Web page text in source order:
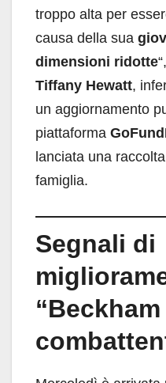
troppo alta per
causa della sua
dimensioni ridotte
Tiffany Hewatt,
un aggiornamento
piattaforma
lanciata una
famiglia.
Segnali di